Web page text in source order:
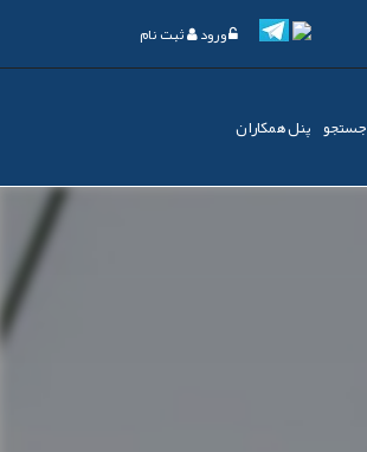
ورود ثبت نام
جستجو پنل همکاران